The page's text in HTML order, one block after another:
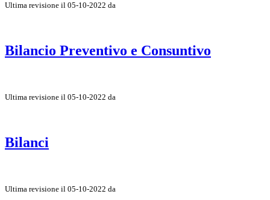
Ultima revisione il 05-10-2022 da
Bilancio Preventivo e Consuntivo
Ultima revisione il 05-10-2022 da
Bilanci
Ultima revisione il 05-10-2022 da